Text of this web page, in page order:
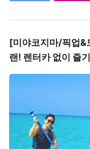
[미야코지마/픽업&
랜! 렌터카 없이 즐
어&패들보트&나이